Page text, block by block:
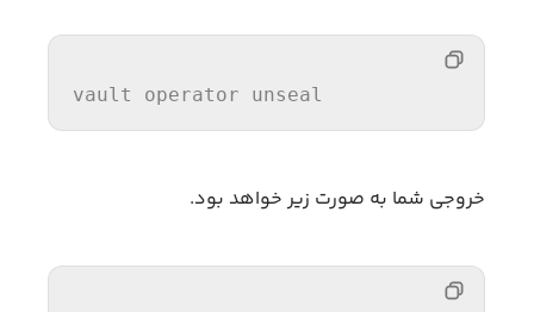
vault operator unseal
خروجی شما به صورت زیر خواهد بود.